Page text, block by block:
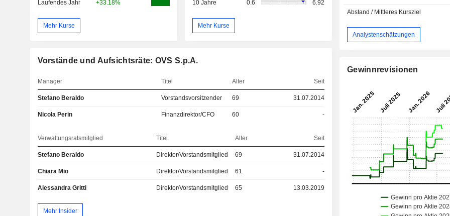
Laufendes Jahr +33.18%
Mehr Kurse
10 Jahre 0.6 6.92
Mehr Kurse
Vorstände und Aufsichtsräte: OVS S.p.A.
Manager Titel Alter Seit
Stefano Beraldo Vorstandsvorsitzender 69 31.07.2014
Nicola Perin Finanzdirektor/CFO 60 -
Verwaltungsratsmitglied Titel Alter Seit
Stefano Beraldo Direktor/Vorstandsmitglied 69 31.07.2014
Chiara Mio Direktor/Vorstandsmitglied 61 -
Alessandra Gritti Direktor/Vorstandsmitglied 65 13.03.2019
Mehr Insider
Abstand / Mittleres Kursziel
Analystenschätzungen
Gewinnrevisionen